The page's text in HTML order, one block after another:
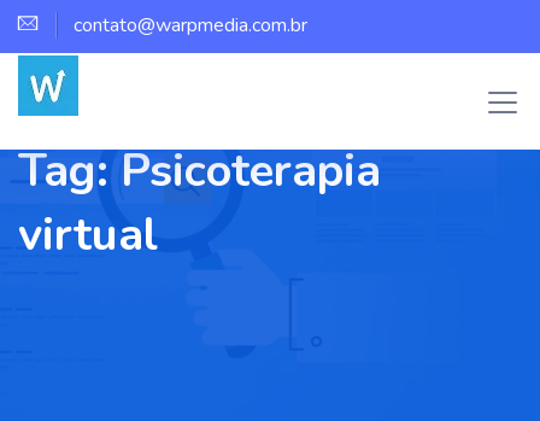
contato@warpmedia.com.br
Tag:Psicoterapia
virtual